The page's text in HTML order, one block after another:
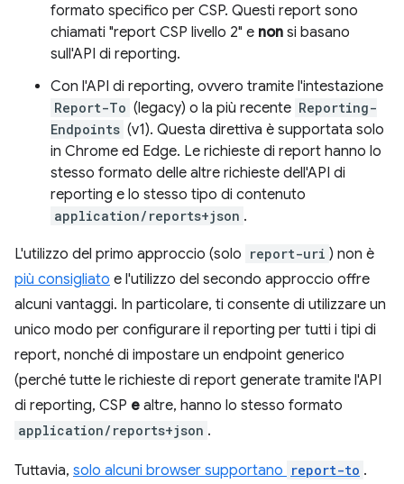
formato specifico per CSP. Questi report sono
chiamati "report CSP livello 2" e non si basano
sull'API di reporting.
Con l'API di reporting, ovvero tramite l'intestazione
Report-To (legacy) o la più recente Reporting-
Endpoints (v1). Questa direttiva è supportata solo
in Chrome ed Edge. Le richieste di report hanno lo
stesso formato delle altre richieste dell'API di
reporting e lo stesso tipo di contenuto
application/reports+json .
L'utilizzo del primo approccio (solo report-uri ) non è
più consigliato e l'utilizzo del secondo approccio offre
alcuni vantaggi. In particolare, ti consente di utilizzare un
unico modo per configurare il reporting per tutti i tipi di
report, nonché di impostare un endpoint generico
(perché tutte le richieste di report generate tramite l'API
di reporting, CSP e altre, hanno lo stesso formato
application/reports+json .
Tuttavia, solo alcuni browser supportano report-to .